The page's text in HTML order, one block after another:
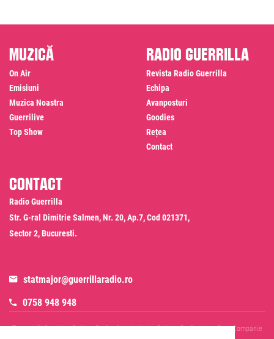
Muzică
On Air
Emisiuni
Muzica Noastra
Guerrilive
Top Show
Radio Guerrilla
Revista Radio Guerrilla
Echipa
Avanposturi
Goodies
Rețea
Contact
Contact
Radio Guerrilla
Str. G-ral Dimitrie Salmen, Nr. 20, Ap.7, Cod 021371,
Sector 2, Bucuresti.
statmajor@guerrillaradio.ro
0758 948 948
Termeni Si Conditii Politica De Confidentialitate Politica De Cookies Date Companie